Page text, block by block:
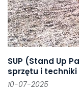
SUP (Stand Up
sprzętu i techniki
10-07-2025